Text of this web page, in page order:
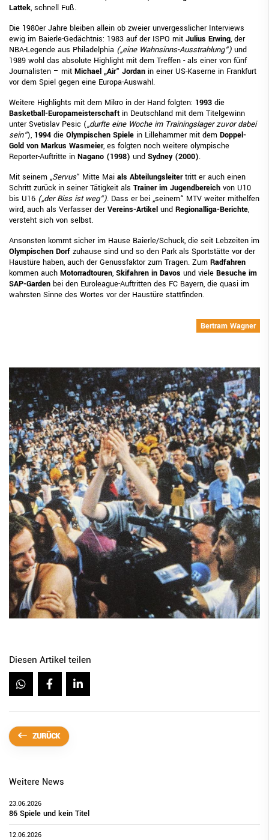
Lattek, schnell Fuß.
Die 1980er Jahre bleiben allein ob zweier unvergesslicher Interviews
ewig im Baierle-Gedächtnis: 1983 auf der ISPO mit Julius Erwing, der
NBA-Legende aus Philadelphia („eine Wahnsinns-Ausstrahlung“) und
1989 wohl das absolute Highlight mit dem Treffen - als einer von fünf
Journalisten – mit Michael „Air“ Jordan in einer US-Kaserne in Frankfurt
vor dem Spiel gegen eine Europa-Auswahl.
Weitere Highlights mit dem Mikro in der Hand folgten: 1993 die
Basketball-Europameisterschaft in Deutschland mit dem Titelgewinn
unter Svetislav Pesic („durfte eine Woche im Trainingslager zuvor dabei
sein“), 1994 die Olympischen Spiele in Lillehammer mit dem Doppel-
Gold von Markus Wasmeier, es folgten noch weitere olympische
Reporter-Auftritte in Nagano (1998) und Sydney (2000).
Mit seinem „Servus“ Mitte Mai als Abteilungsleitertritt er auch einen
Schritt zurück in seiner Tätigkeit als Trainer im Jugendbereich von U10
bis U16 („der Biss ist weg“). Dass er bei „seinem“ MTV weiter mithelfen
wird, auch als Verfasser derVereins-Artikel und Regionalliga-Berichte,
versteht sich von selbst.
Ansonsten kommt sicher im Hause Baierle/Schuck, die seit Lebzeiten im
Olympischen Dorf zuhause sind und so den Park als Sportstätte vor der
Haustüre haben, auch der Genussfaktor zum Tragen. Zum Radfahren
kommen auch Motorradtouren, Skifahren in Davos und viele Besuche im
SAP-Garden bei den Euroleague-Auftritten des FC Bayern, die quasi im
wahrsten Sinne des Wortes vor der Haustüre stattfinden.
Bertram Wagner
Diesen Artikel teilen
ZURÜCK
Weitere News
23.06.2026
86 Spiele und kein Titel
12.06.2026